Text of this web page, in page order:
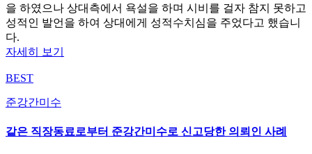
을 하였으나 상대측에서 욕설을 하며 시비를 걸자 참지 못하고
성적인 발언을 하여 상대에게 성적수치심을 주었다고 했습니
다.
자세히 보기
BEST
준강간미수
같은 직장동료로부터 준강간미수로 신고당한 의뢰인 사례